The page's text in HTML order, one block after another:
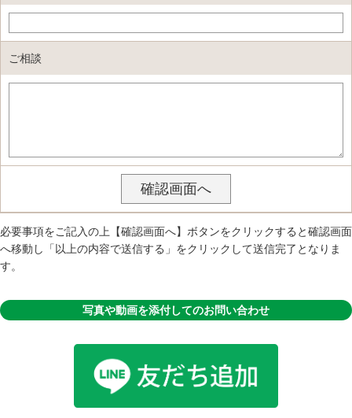
ご相談
必要事項をご記入の上【確認画面へ】ボタンをクリックすると確認画面
へ移動し「以上の内容で送信する」をクリックして送信完了となりま
す。
写真や動画を添付してのお問い合わせ